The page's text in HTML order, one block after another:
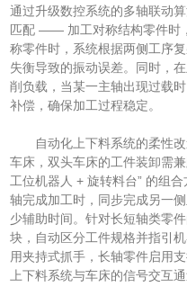
通过升级数控系统的多轴联动
匹配 —— 加工对称结构零件时
称零件时，系统根据两侧工序
失衡导致的振动误差。同时，
削负载，当某一主轴出现过载
补偿，确保加工过程稳定。
自动化上下料系统的柔性改
车床，双头车床的工件装卸需
工位机器人 + 旋转料台” 的组
轴完成加工时，同步完成另一
少辅助时间。针对长短轴类零
块，自动区分工件规格并指引
用夹持式抓手，长轴零件启用
上下料系统与车床的信号交互